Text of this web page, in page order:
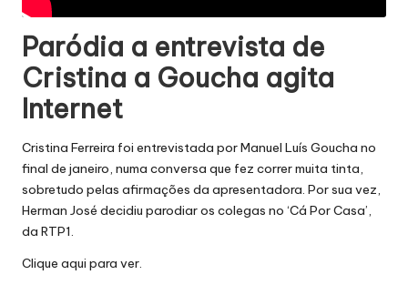
Paródia a entrevista de
Cristina a Goucha agita
Internet
Cristina Ferreira foi entrevistada por Manuel Luís Goucha no
final de janeiro, numa conversa que fez correr muita tinta,
sobretudo pelas afirmações da apresentadora. Por sua vez,
Herman José decidiu parodiar os colegas no ‘Cá Por Casa’,
da RTP1.
Clique aqui para ver.